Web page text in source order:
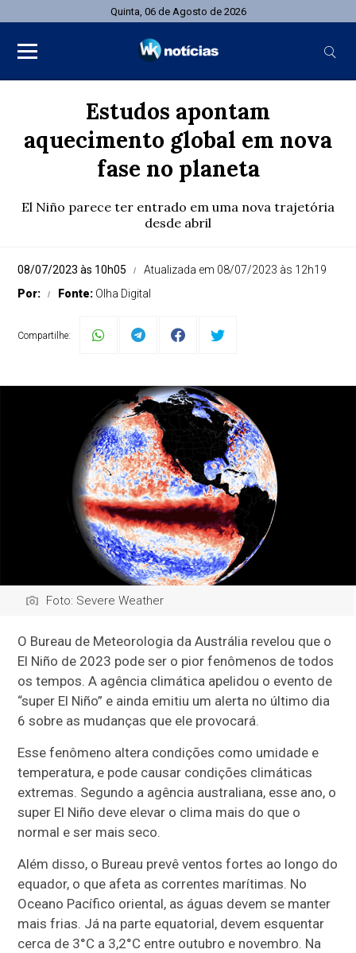
Quinta, 06 de Agosto de 2026
Estudos apontam
aquecimento global em nova
fase no planeta
El Niño parece ter entrado em uma nova trajetória
desde abril
08/07/2023 às 10h05
Atualizada em 08/07/2023 às 12h19
Por:
Fonte: Olha Digital
Compartilhe:
Foto: Severe Weather
O Bureau de Meteorologia da Austrália revelou que o
El Niño de 2023 pode ser o pior fenômenos de todos
os tempos. A agência climática apelidou o evento de
“super El Niño” e ainda emitiu um alerta no último dia
6 sobre as mudanças que ele provocará.
Esse fenômeno altera condições como umidade e
temperatura, e pode causar condições climáticas
extremas. Segundo a agência australiana, esse ano, o
super El Niño deve elevar o clima mais do que o
normal e ser mais seco.
Além disso, o Bureau prevê ventos fortes ao longo do
equador, o que afeta as correntes marítimas. No
Oceano Pacífico oriental, as águas devem se manter
mais frias. Já na parte equatorial, devem esquentar
cerca de 3°C a 3,2°C entre outubro e novembro. Na